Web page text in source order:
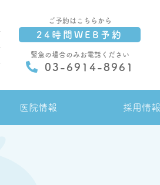
ご予約はこちらから
24時間WEB予約
緊急の場合のみお電話ください
03-6914-8961
医院情報 採用情報